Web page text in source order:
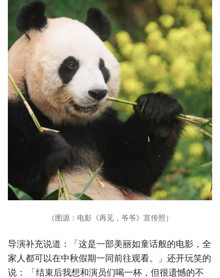
（图源：电影《再见，爷爷》宣传照）
导演补充说道：「这是一部美丽如童话般的电影，全
家人都可以在中秋假期一同前往观看。」还开玩笑的
说： 「结束后我想和演员们喝一杯，但很遗憾的不